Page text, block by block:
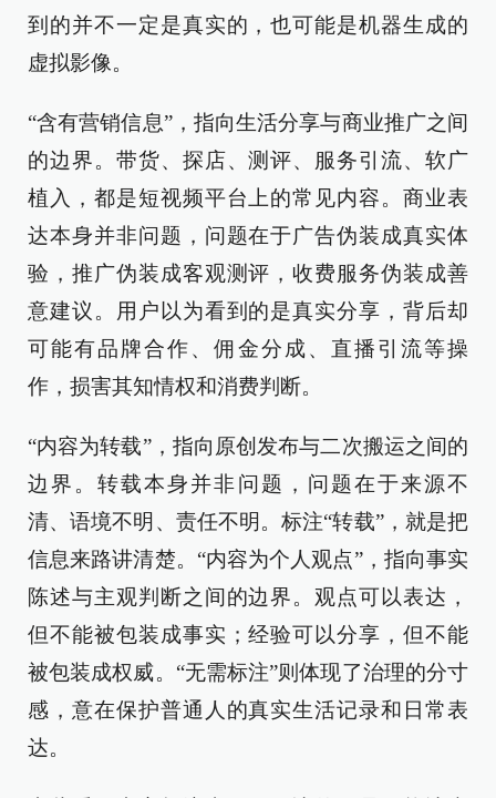
到的并不一定是真实的，也可能是机器生成的
虚拟影像。
“含有营销信息”，指向生活分享与商业推广之间
的边界。带货、探店、测评、服务引流、软广
植入，都是短视频平台上的常见内容。商业表
达本身并非问题，问题在于广告伪装成真实体
验，推广伪装成客观测评，收费服务伪装成善
意建议。用户以为看到的是真实分享，背后却
可能有品牌合作、佣金分成、直播引流等操
作，损害其知情权和消费判断。
“内容为转载”，指向原创发布与二次搬运之间的
边界。转载本身并非问题，问题在于来源不
清、语境不明、责任不明。标注“转载”，就是把
信息来路讲清楚。“内容为个人观点”，指向事实
陈述与主观判断之间的边界。观点可以表达，
但不能被包装成事实；经验可以分享，但不能
被包装成权威。“无需标注”则体现了治理的分寸
感，意在保护普通人的真实生活记录和日常表
达。